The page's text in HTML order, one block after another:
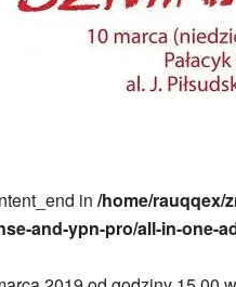
in /home/rauqqex/
and-ypn-pro/all-in-one-